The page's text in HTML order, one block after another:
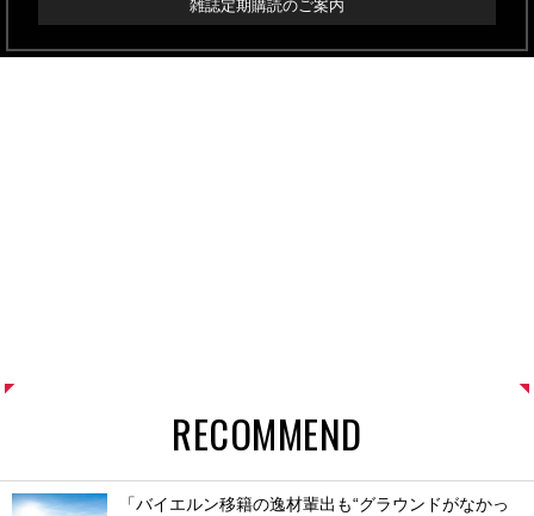
雑誌定期購読のご案内
RECOMMEND
「バイエルン移籍の逸材輩出も“グラウンドがなかっ